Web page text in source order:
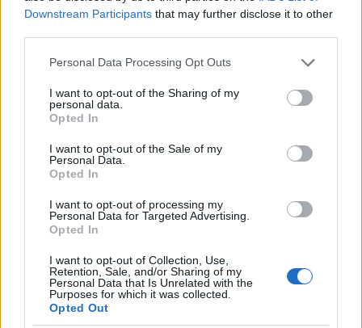
Downstream Participants that may further disclose it to other
Please note that this website/app uses one or more Google
not limited to your visit or usage behaviour. You may click to
grant or deny consent to Google and its third-party tags to
use your data for below specified purposes in below Google
consent section.
Personal Data Processing Opt Outs
I want to opt-out of the Sharing of my
personal data.
Opted In
I want to opt-out of the Sale of my
Personal Data.
Opted In
I want to opt-out of processing my
Personal Data for Targeted Advertising.
Opted In
I want to opt-out of Collection, Use,
Retention, Sale, and/or Sharing of my
Personal Data that Is Unrelated with the
Purposes for which it was collected.
Opted Out
«Εύρυτος»).
μελέτες για εγκαταστάσεις αφαλάτωσης και η
ολοκλήρωση των επεμβάσεων στη διώρυγα
Θηβών στο εξωτερικό υδροδοτικό σύστημα,
μέτρα αδιύλιστου νερού.
Με αυτές τις παρεμβάσεις εκτιμάται ότι θα
μειωθεί ουσιαστικά ο κίνδυνος λειψυδρίας έως
Το έργο αυτό που προωθείται για την
υδροδότηση της Αττικής, με μακροπρόθεσμο